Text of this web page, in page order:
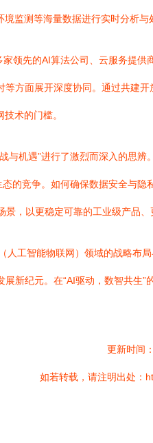
监测等海量数据进行实时分析与
领先的AI算法公司、云服务提
方面展开深度协同。通过共建
术的门槛。
与机遇”进行了激烈而深入的思
的竞争。如何确保数据安全与
，以更稳定可靠的工业级产品
人工智能物联网）领域的战略布
新纪元。在“AI驱动，数智共
更新时间
如若转载，请注明出处：